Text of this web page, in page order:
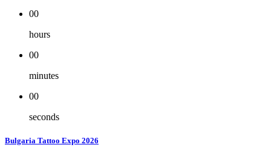
00
hours
00
minutes
00
seconds
Bulgaria Tattoo Expo 2026